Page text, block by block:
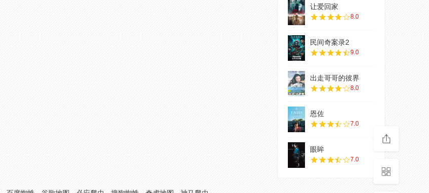
让爱回家
8.0
民间奇案录2
9.0
出走哥哥的彼界
8.0
恩佐
7.0
眼眸
7.0